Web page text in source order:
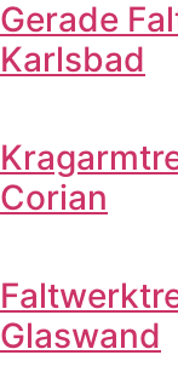
Gerade
Karlsbad
Corian
Glaswand